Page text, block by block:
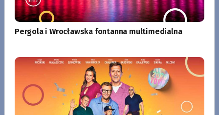
Pergola i Wrocławska fontanna multimedialna